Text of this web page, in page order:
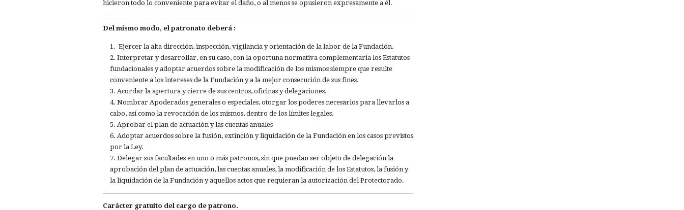
hicieron todo lo conveniente para evitar el daño, o al menos se opusieron expresamente a él.
Del mismo modo, el patronato deberá :
Ejercer la alta dirección, inspección, vigilancia y orientación de la labor de la Fundación.
Interpretar y desarrollar, en su caso, con la oportuna normativa complementaria los Estatutos
fundacionales y adoptar acuerdos sobre la modificación de los mismos siempre que resulte
conveniente a los intereses de la Fundación y a la mejor consecución de sus fines.
Acordar la apertura y cierre de sus centros, oficinas y delegaciones.
Nombrar Apoderados generales o especiales, otorgar los poderes necesarios para llevarlos a
cabo, así como la revocación de los mismos, dentro de los límites legales.
Aprobar el plan de actuación y las cuentas anuales
Adoptar acuerdos sobre la fusión, extinción y liquidación de la Fundación en los casos previstos
por la Ley.
Delegar sus facultades en uno o más patronos, sin que puedan ser objeto de delegación la
aprobación del plan de actuación, las cuentas anuales, la modificación de los Estatutos, la fusión y
la liquidación de la Fundación y aquellos actos que requieran la autorización del Protectorado.
Carácter gratuito del cargo de patrono.